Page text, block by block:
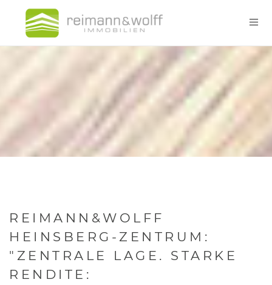
REIMANN&WOLFF
HEINSBERG-ZENTRUM:
"ZENTRALE LAGE. STARKE
RENDITE: